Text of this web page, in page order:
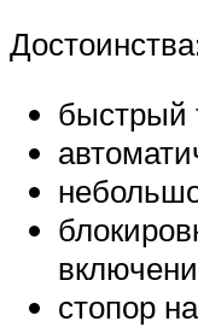
быстрый
стопор